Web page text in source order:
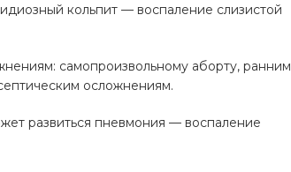
кольпит — воспаление слизистой
самопроизвольному аборту, ранним
осложнениям.
развиться пневмония — воспаление